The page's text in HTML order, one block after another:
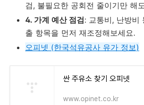
검, 불필요한 공회전 줄이기만 해
4. 가계 예산 점검: 교통비, 난방비
출 항목을 먼저 재조정해보세요.
오피넷 (한국석유공사 유가 정보)
싼 주유소 찾기 오피넷
www.opinet.co.kr